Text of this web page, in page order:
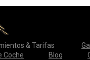
& Tarifas
Coche
Blog